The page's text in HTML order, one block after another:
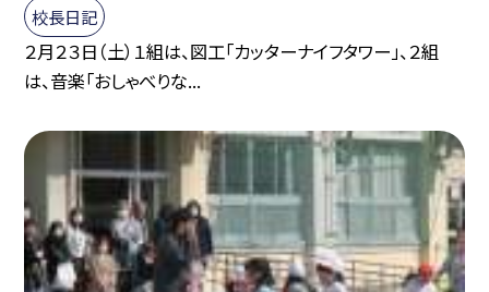
校長日記
２月２３日（土）１組は、図工「カッターナイフタワー」、２組
は、音楽「おしゃべりな...